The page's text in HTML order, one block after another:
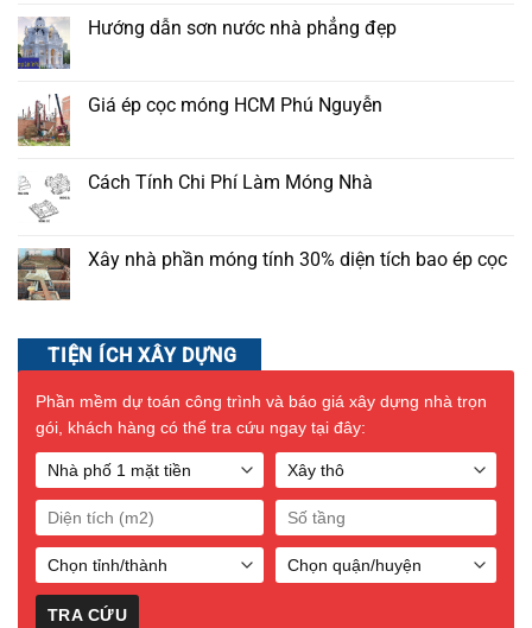
Hướng dẫn sơn nước nhà phẳng đẹp
Giá ép cọc móng HCM Phú Nguyễn
Cách Tính Chi Phí Làm Móng Nhà
Xây nhà phần móng tính 30% diện tích bao ép cọc
TIỆN ÍCH XÂY DỰNG
Phần mềm dự toán công trình và báo giá xây dựng nhà trọn
gói, khách hàng có thể tra cứu ngay tại đây: